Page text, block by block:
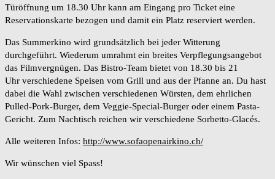
Türöffnung um 18.30 Uhr kann am Eingang pro Ticket eine
Reservationskarte bezogen und damit ein Platz reserviert werden.
Das Summerkino wird grundsätzlich bei jeder Witterung
durchgeführt. Wiederum umrahmt ein breites Verpflegungsangebot
das Filmvergnügen. Das Bistro-Team bietet von 18.30 bis 21
Uhr verschiedene Speisen vom Grill und aus der Pfanne an. Du hast
dabei die Wahl zwischen verschiedenen Würsten, dem ehrlichen
Pulled-Pork-Burger, dem Veggie-Special-Burger oder einem Pasta-
Gericht. Zum Nachtisch reichen wir verschiedene Sorbetto-Glacés.
Alle weiteren Infos: http://www.sofaopenairkino.ch/
Wir wünschen viel Spass!